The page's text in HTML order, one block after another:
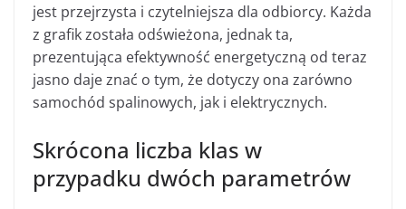
jest przejrzysta i czytelniejsza dla odbiorcy. Każda
z grafik została odświeżona, jednak ta,
prezentująca efektywność energetyczną od teraz
jasno daje znać o tym, że dotyczy ona zarówno
samochód spalinowych, jak i elektrycznych.
Skrócona liczba klas w
przypadku dwóch parametrów